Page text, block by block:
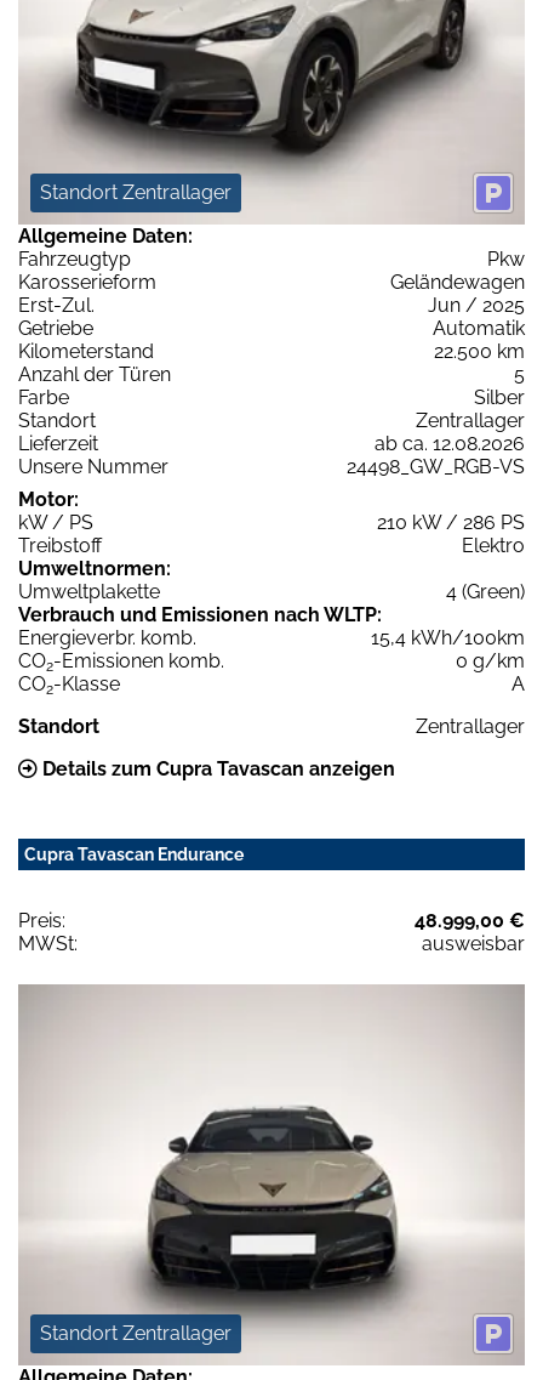
Standort Zentrallager
Allgemeine Daten:
Fahrzeugtyp
Pkw
Karosserieform
Geländewagen
Erst-Zul.
Jun / 2025
Getriebe
Automatik
Kilometerstand
22.500 km
Anzahl der Türen
5
Farbe
Silber
Standort
Zentrallager
Lieferzeit
ab ca. 12.08.2026
Unsere Nummer
24498_GW_RGB-VS
Motor:
kW / PS
210 kW / 286 PS
Treibstoff
Elektro
Umweltnormen:
Umweltplakette
4 (Green)
Verbrauch und Emissionen nach WLTP:
Energieverbr. komb.
15,4 kWh/100km
CO2-Emissionen komb.
0 g/km
CO2-Klasse
A
Standort
Zentrallager
Details zum Cupra Tavascan anzeigen
Cupra Tavascan Endurance
Preis:
48.999,00 €
MWSt:
ausweisbar
Standort Zentrallager